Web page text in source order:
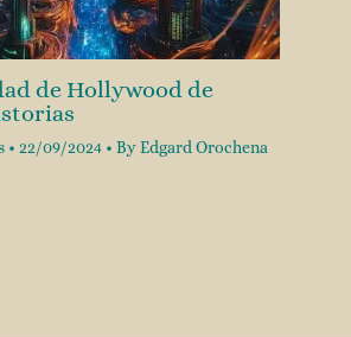
de Hollywood de
• 22/09/2024 • ByEdgard Orochena